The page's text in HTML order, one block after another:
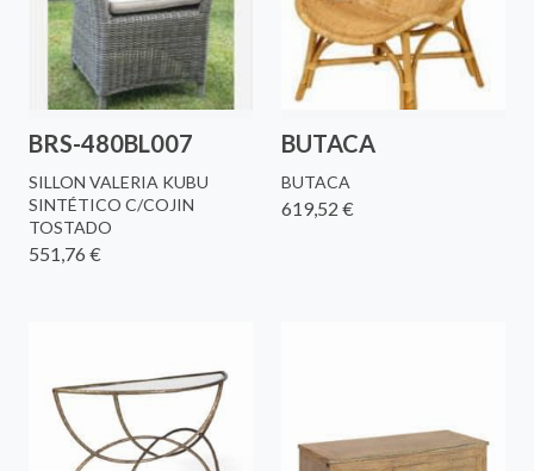
BRS-480BL007
SILLON VALERIA KUBU
SINTÉTICO C/COJIN
TOSTADO
551,76 €
BUTACA
BUTACA
619,52 €